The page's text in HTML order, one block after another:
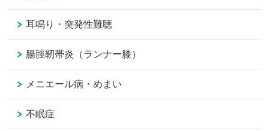
耳鳴り・突発性難聴
腸脛靭帯炎（ランナー膝）
メニエール病・めまい
不眠症